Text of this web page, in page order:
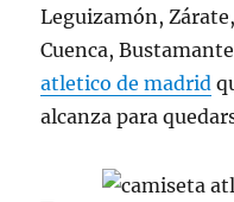
Leguizamón,
Cuenca,
atletico de madrid
alcanza para